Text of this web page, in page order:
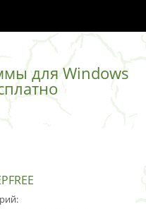
для Windows